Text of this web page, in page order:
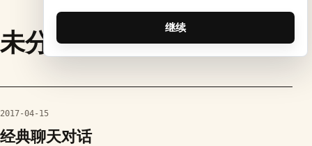
继续
未分类
2017-04-15
经典聊天对话